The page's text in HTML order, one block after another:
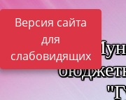
Версия сайта
для
слабовидящих